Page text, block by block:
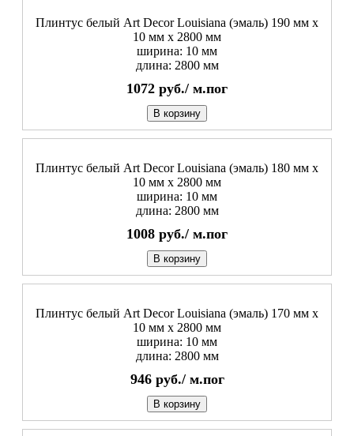
Плинтус белый Art Decor Louisiana (эмаль) 190 мм х
10 мм х 2800 мм
ширина: 10 мм
длина: 2800 мм
1072 руб./ м.пог
В корзину
Плинтус белый Art Decor Louisiana (эмаль) 180 мм х
10 мм х 2800 мм
ширина: 10 мм
длина: 2800 мм
1008 руб./ м.пог
В корзину
Плинтус белый Art Decor Louisiana (эмаль) 170 мм х
10 мм х 2800 мм
ширина: 10 мм
длина: 2800 мм
946 руб./ м.пог
В корзину